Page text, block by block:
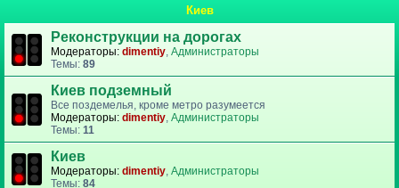
Киев
Реконструкции на дорогах
Модераторы: dimentiy, Администраторы
Темы: 89
Киев подземный
Все поздемелья, кроме метро разумеется
Модераторы: dimentiy, Администраторы
Темы: 11
Киев
Модераторы: dimentiy, Администраторы
Темы: 84